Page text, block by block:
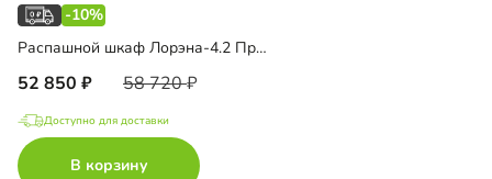
-10%
Распашной шкаф Лорэна-4.2 Премиум Эко с зеркалом
52 850 58 720
Доступно для доставки
В корзину